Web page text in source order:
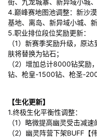
街、九龙城寨、新异域小城
4.巅峰赛地图池调整：新沙
基地、离岛、新异域小城、
5.职业排位段位奖励更新：
（1）新赛季奖励升级，原
肤将替换为钻石；
（2）增加总计8000钻奖励
钻、枪皇-1500钻、枪圣-
【生化更新】
1.终极生化平衡性调整：
（1）略微提高幽灵受击减速
（2）幽灵阵营下架BUFF【